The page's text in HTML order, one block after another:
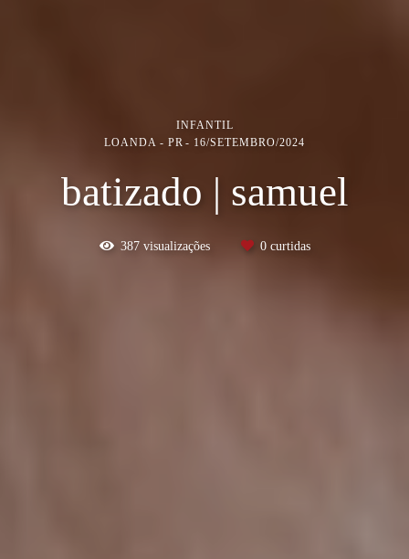
INFANTIL
LOANDA - PR
16/SETEMBRO/2024
batizado | samuel
387visualizações 0curtidas